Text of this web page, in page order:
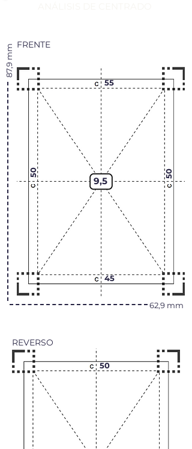
FRENTE
87,9 mm
55
45
50 50
9,5
62,9 mm
REVERSO
50